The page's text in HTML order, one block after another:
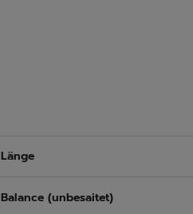
Länge
Balance (unbesaitet)